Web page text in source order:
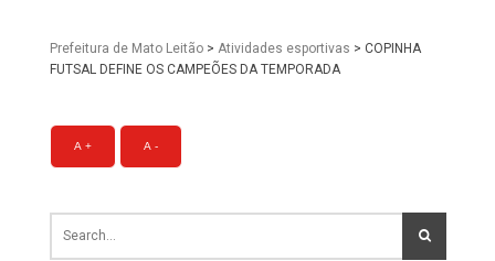
Prefeitura de Mato Leitão > Atividades esportivas > COPINHA
FUTSAL DEFINE OS CAMPEÕES DA TEMPORADA
A + A -